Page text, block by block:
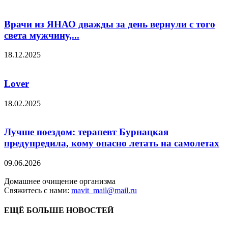
Врачи из ЯНАО дважды за день вернули с того
света мужчину,...
18.12.2025
Lover
18.02.2025
Лучше поездом: терапевт Бурнацкая
предупредила, кому опасно летать на самолетах
09.06.2026
Домашнее очищение организма
Свяжитесь с нами: mavit_mail@mail.ru
ЕЩЁ БОЛЬШЕ НОВОСТЕЙ